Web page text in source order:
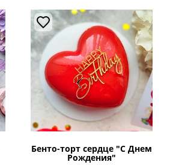
Бенто-торт сердце "С Днем
Рождения"